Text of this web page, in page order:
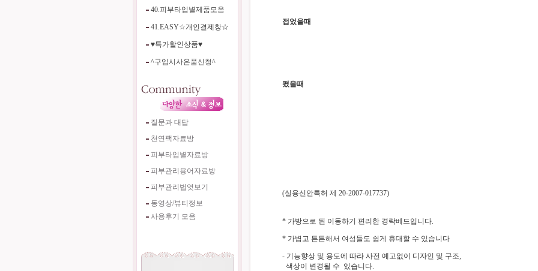
40.피부타입별제품모음
41.EASY☆개인결제창☆
♥특가할인상품♥
^구입시사은품신청^
질문과 대답
천연팩자료방
피부타입별자료방
피부관리용어자료방
피부관리법엿보기
동영상/뷰티정보
사용후기 모음
접었을때
폈을때
(실용신안특허 제 20-2007-017737)
* 가방으로 된 이동하기 편리한 경락베드입니다.
* 가볍고 튼튼해서 여성들도 쉽게 휴대할 수 있습니다
- 기능향상 및 용도에 따라 사전 예고없이 디자인 및 구조,
색상이 변경될 수 있습니다.